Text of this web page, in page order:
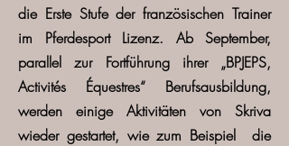
die Erste Stufe der französischen Trainer
im Pferdesport Lizenz. Ab September,
parallel zur Fortführung ihrer „BPJEPS,
Activités Équestres“ Berufsausbildung,
werden einige Aktivitäten von Skriva
wieder gestartet, wie zum Beispiel die